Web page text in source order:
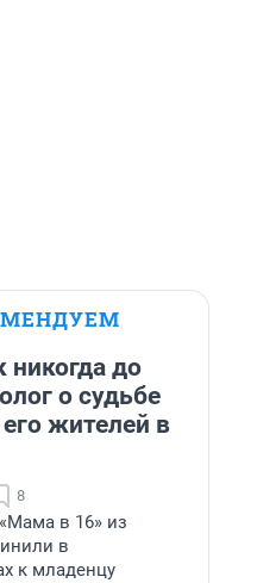
никогда до
о судьбе
жителей в
8
в 16» из
в
к младенцу